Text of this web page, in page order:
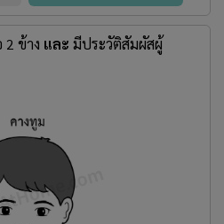
2 ข้าง และ มีประวัติสัมผัสผู้